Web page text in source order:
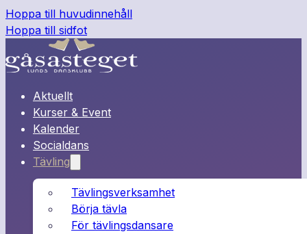
Hoppa till huvudinnehåll
Hoppa till sidfot
Aktuellt
Kurser & Event
Kalender
Socialdans
Tävling
Tävlingsverksamhet
Börja tävla
För tävlingsdansare